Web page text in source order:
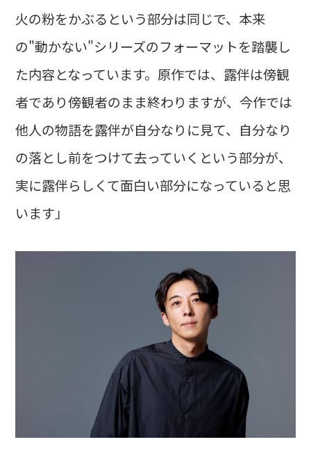
火の粉をかぶるという部分は同じで、本来
の"動かない"シリーズのフォーマットを踏襲し
た内容となっています。原作では、露伴は傍観
者であり傍観者のまま終わりますが、今作では
他人の物語を露伴が自分なりに見て、自分なり
の落とし前をつけて去っていくという部分が、
実に露伴らしくて面白い部分になっていると思
います」